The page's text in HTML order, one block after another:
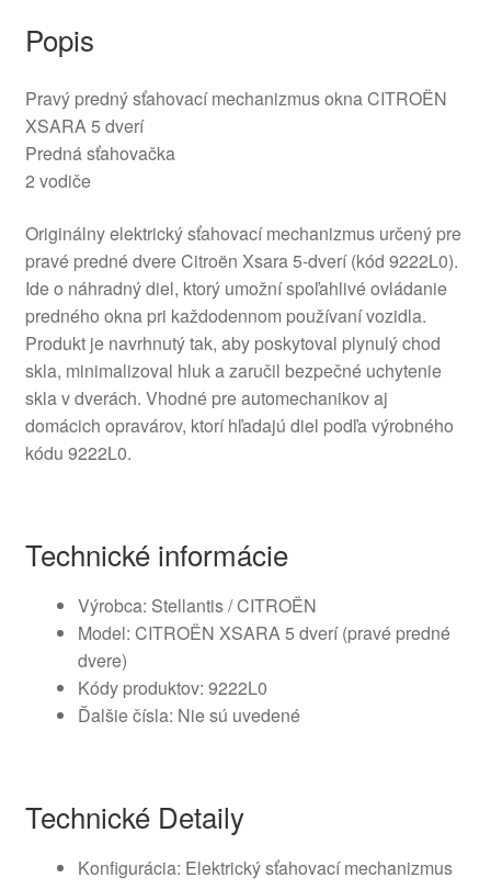
Popis
Pravý predný sťahovací mechanizmus okna CITROËN
XSARA 5 dverí
Predná sťahovačka
2 vodiče
Originálny elektrický sťahovací mechanizmus určený pre
pravé predné dvere Citroën Xsara 5-dverí (kód 9222L0).
Ide o náhradný diel, ktorý umožní spoľahlivé ovládanie
predného okna pri každodennom používaní vozidla.
Produkt je navrhnutý tak, aby poskytoval plynulý chod
skla, minimalizoval hluk a zaručil bezpečné uchytenie
skla v dverách. Vhodné pre automechanikov aj
domácich opravárov, ktorí hľadajú diel podľa výrobného
kódu 9222L0.
Technické informácie
Výrobca: Stellantis / CITROËN
Model: CITROËN XSARA 5 dverí (pravé predné
dvere)
Kódy produktov: 9222L0
Ďalšie čísla: Nie sú uvedené
Technické Detaily
Konfigurácia: Elektrický sťahovací mechanizmus